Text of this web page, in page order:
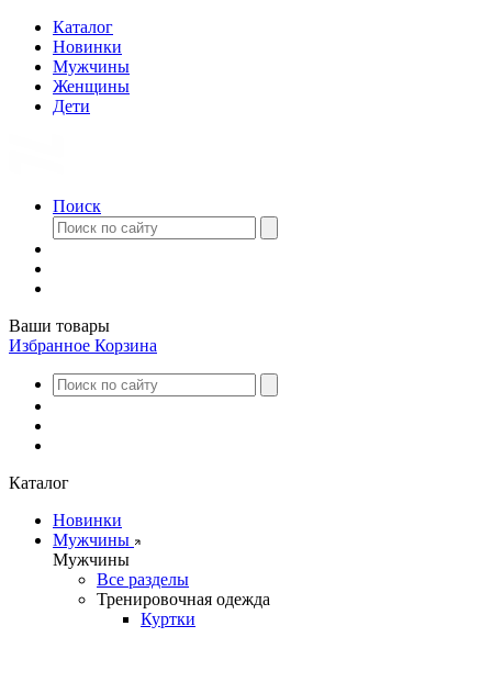
Каталог
Новинки
Мужчины
Женщины
Дети
Поиск
Ваши товары
Избранное Корзина
Каталог
Новинки
Мужчины
Мужчины
Все разделы
Тренировочная одежда
Куртки